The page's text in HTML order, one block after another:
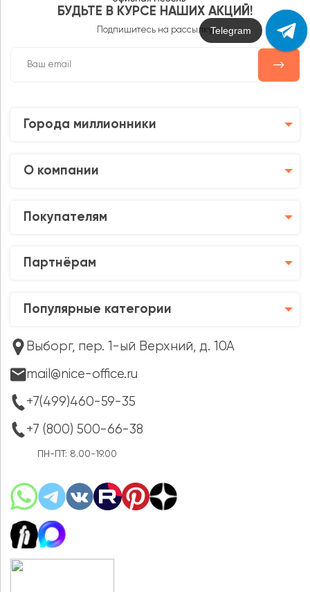
БУДЬТЕ В КУРСЕ НАШИХ АКЦИЙ!
Подпишитесь на рассылку
Города миллионники
О компании
Покупателям
Партнёрам
Популярные категории
Выборг, пер. 1-ый Верхний, д. 10А
mail@nice-office.ru
+7(499)460-59-35
+7 (800) 500-66-38
ПН-ПТ: 8.00-19.00
Telegram